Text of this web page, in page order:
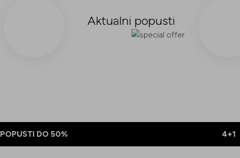
Aktualni popusti
POPUSTI DO 50% 4+1